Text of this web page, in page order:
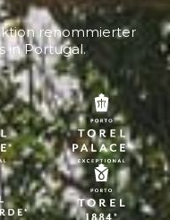
renommierter
in Portugal.